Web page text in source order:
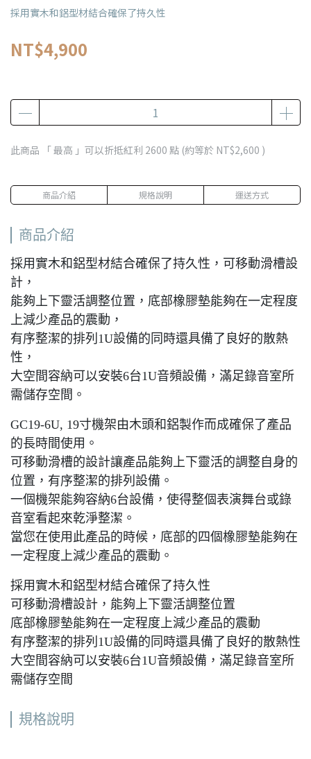
採用實木和鋁型材結合確保了持久性
NT$4,900
此商品 「 最高 」可以折抵紅利 2600 點 (約等於 NT$2,600 )
商品介紹 規格說明 運送方式
商品介紹
採用實木和鋁型材結合確保了持久性，可移動滑槽設
計，
能夠上下靈活調整位置，底部橡膠墊能夠在一定程度
上減少產品的震動，
有序整潔的排列1U設備的同時還具備了良好的散熱
性，
大空間容納可以安裝6台1U音頻設備，滿足錄音室所
需儲存空間。
GC19-6U, 19寸機架由木頭和鋁製作而成確保了產品
的長時間使用。
可移動滑槽的設計讓產品能夠上下靈活的調整自身的
位置，有序整潔的排列設備。
一個機架能夠容納6台設備，使得整個表演舞台或錄
音室看起來乾淨整潔。
當您在使用此產品的時候，底部的四個橡膠墊能夠在
一定程度上減少產品的震動。
採用實木和鋁型材結合確保了持久性
可移動滑槽設計，能夠上下靈活調整位置
底部橡膠墊能夠在一定程度上減少產品的震動
有序整潔的排列1U設備的同時還具備了良好的散熱性
大空間容納可以安裝6台1U音頻設備，滿足錄音室所
需儲存空間
規格說明